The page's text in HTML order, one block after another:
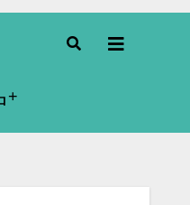
Increase font size.
+